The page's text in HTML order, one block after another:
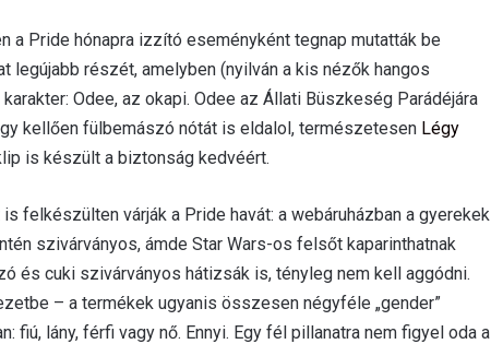
a Pride hónapra izzító eseményként tegnap mutatták be
legújabb részét, amelyben (nyilván a kis nézők hangos
Odee, az okapi. Odee az Állati Büszkeség Parádéjára
kellően fülbemászó nótát is eldalol, természetesen Légy
is készült a biztonság kedvéért.
felkészülten várják a Pride havát: a webáruházban a gyerekek
szivárványos, ámde Star Wars-os felsőt kaparinthatnak
és cuki szivárványos hátizsák is, tényleg nem kell aggódni.
– a termékek ugyanis összesen négyféle „gender”
fiú, lány, férfi vagy nő. Ennyi. Egy fél pillanatra nem figyel oda a